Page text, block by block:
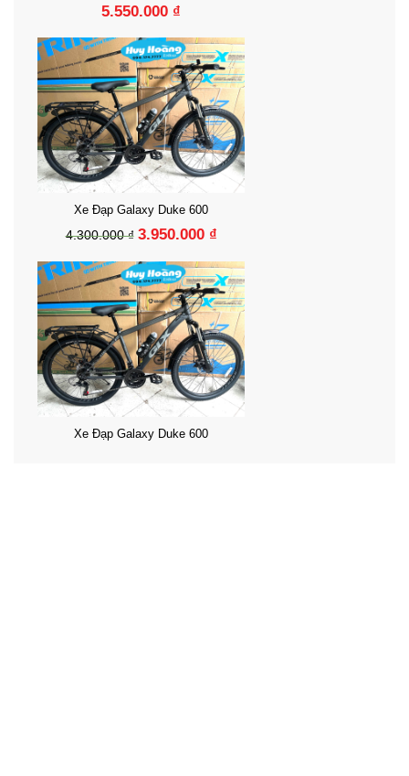
5.550.000 ₫
Xe Đạp Galaxy Duke 600
4.300.000 ₫ 3.950.000 ₫
Xe Đạp Galaxy Duke 600